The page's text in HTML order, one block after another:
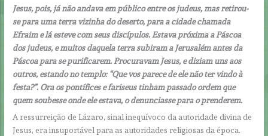
Jesus, pois, já não andava em público entre os judeus, mas retirou-
se para uma terra vizinha do deserto, para a cidade chamada
Efraim e lá esteve com seus discípulos. Estava próxima a Páscoa
dos judeus, e muitos daquela terra subiram a Jerusalém antes da
Páscoa para se purificarem. Procuravam Jesus, e diziam uns aos
outros, estando no templo: “Que vos parece de ele não ter vindo à
festa?”. Ora os pontífices e fariseus tinham passado ordem que
quem soubesse onde ele estava, o denunciasse para o prenderem.
A ressurreição de Lázaro, sinal inequívoco da autoridade divina de
Jesus, era insuportável para as autoridades religiosas da época.